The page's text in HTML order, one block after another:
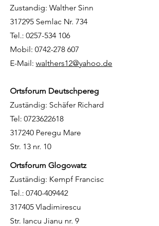
Zustandig: Walther Sinn
317295 Semlac Nr. 734
Tel.: 0257-534 106
Mobil: 0742-278 607
E-Mail: walthers12@yahoo.de
Ortsforum Deutschpereg
Zuständig: Schäfer Richard
Tel: 0723622618
317240 Peregu Mare
Str. 13 nr. 10
Ortsforum Glogowatz
Zuständig: Kempf Francisc
Tel.: 0740-409442
317405 Vladimirescu
Str. Iancu Jianu nr. 9